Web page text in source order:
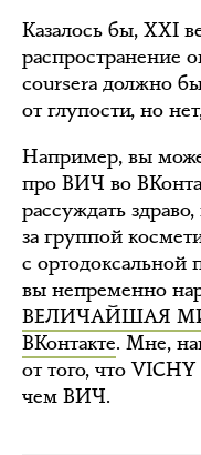
Казалось бы, XXI
распространение
coursera должно
от глупости, но
Например, вы
про ВИЧ во
рассуждать
за группой
с
вы непременно
ВЕЛИЧАЙШАЯ
ВКонтакте. Мне,
от того, что
чем ВИЧ.